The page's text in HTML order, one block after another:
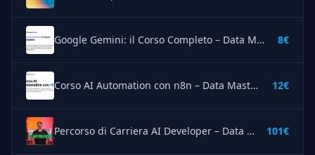
Google Gemini: il Corso Completo – Data Masters 8€
Corso AI Automation con n8n – Data Masters 12€
Percorso di Carriera AI Developer – Data Masters 101€